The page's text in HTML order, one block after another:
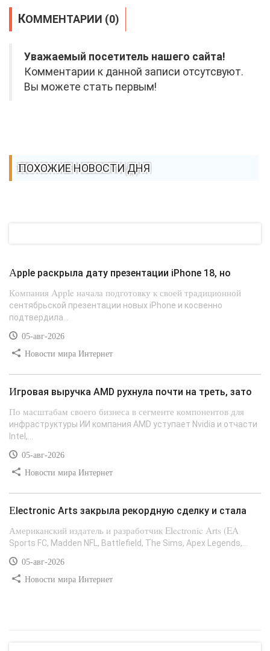
КОММЕНТАРИИ (0)
Уважаемый посетитель нашего сайта!
Комментарии к данной записи отсутсвуют.
Вы можете стать первым!
ПОХОЖИЕ НОВОСТИ ДНЯ
Apple раскрыла дату презентации iPhone 18, но
Компания Apple начала подготовку к своей традиционной
сентябрьской презентации новых iPhone и косвенно
подтвердила...
05-авг-2026
Новости мира Интернет
Игровая выручка AMD рухнула почти на треть, зато
По масштабам своего бизнеса в сегменте компонентов для
инфраструктуры ИИ компания AMD уступает Nvidia и отчасти
Intel,...
05-авг-2026
Новости мира Интернет
Electronic Arts закрыла рекордную сделку и стала
Американский издатель и разработчик Electronic Arts (EA
Sports FC, Madden NFL, Battlefield, The Sims, Apex Legends,...
05-авг-2026
Новости мира Интернет